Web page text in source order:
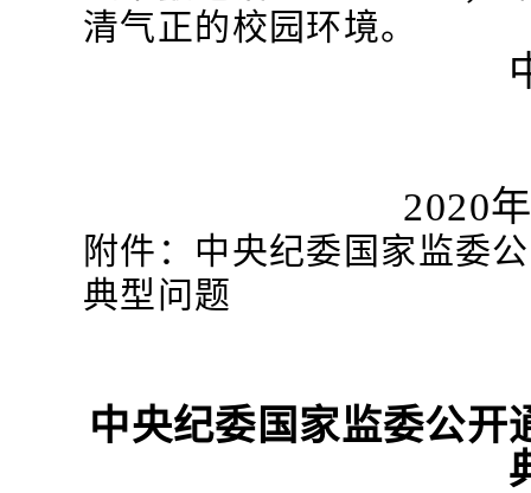
清气正的校园环境。
2020
附件：中央纪委国家监委
典型问题
中央纪委国家监委公开